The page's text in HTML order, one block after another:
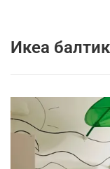
икеа